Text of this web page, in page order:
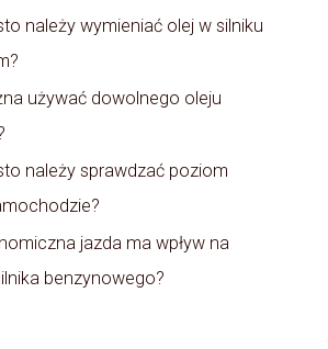
należy wymieniać olej w silniku
używać dowolnego oleju
należy sprawdzać poziom
jazda ma wpływ na
benzynowego?